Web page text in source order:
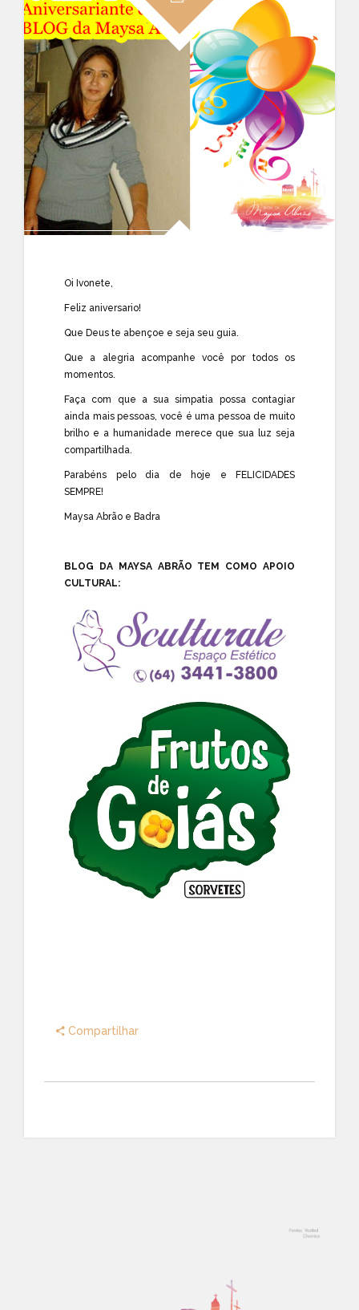
Oi Ivonete,
Feliz aniversario!
Que Deus te abençoe e seja seu guia.
Que a alegria acompanhe você por todos os
momentos.
Faça com que a sua simpatia possa contagiar
ainda mais pessoas, você é uma pessoa de muito
brilho e a humanidade merece que sua luz seja
compartilhada.
Parabéns pelo dia de hoje e FELICIDADES
SEMPRE!
Maysa Abrão e Badra
BLOG DA MAYSA ABRÃO TEM COMO APOIO
CULTURAL:
Compartilhar